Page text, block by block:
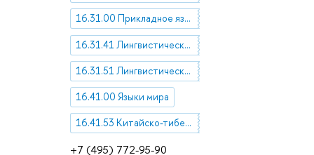
+7 (495) 772-95-90
16.31.00 Прикладное языкознание
16.31.41 Лингвистические вопросы перевода
16.31.51 Лингвистические вопросы преподавания языков
16.41.00 Языки мира
16.41.53 Китайско-тибетские языки